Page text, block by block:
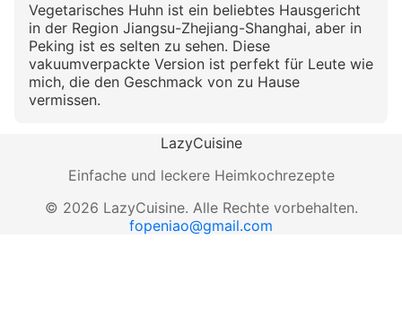
Vegetarisches Huhn ist ein beliebtes Hausgericht
in der Region Jiangsu-Zhejiang-Shanghai, aber in
Peking ist es selten zu sehen. Diese
vakuumverpackte Version ist perfekt für Leute wie
mich, die den Geschmack von zu Hause
vermissen.
LazyCuisine
Einfache und leckere Heimkochrezepte
© 2026 LazyCuisine. Alle Rechte vorbehalten.
fopeniao@gmail.com